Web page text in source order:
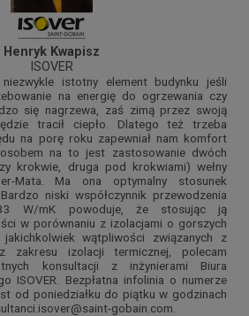
Henryk Kwapisz
ISOVER
istotny element budynku jeśli
na energię do ogrzewania czy
się nagrzewa, zaś zimą przez swoją
tracił ciepło. Dlatego też trzeba
na porę roku zapewniał nam komfort
na to jest zastosowanie dwóch
krokwie, druga pod krokwiami) wełny
Mata. Ma ona optymalny stosunek
niski współczynnik przewodzenia
W/mK powoduje, że stosując ją
w porównaniu z izolacjami o gorszych
wątpliwości związanych z
zakresu izolacji termicznej, polecam
konsultacji z inżynierami Biura
ISOVER. Bezpłatna infolinia o numerze
od poniedziałku do piątku w godzinach
gobain.com.